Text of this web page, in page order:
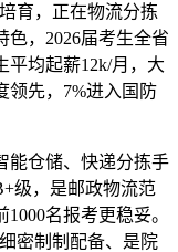
育，正在物流分拣
色，2026届考生全省
平均起薪12k/月，大
领先，7%进入国防
仓储、快递分拣手
级，是邮政物流范
名报考更稳妥。
密制制配备、是院